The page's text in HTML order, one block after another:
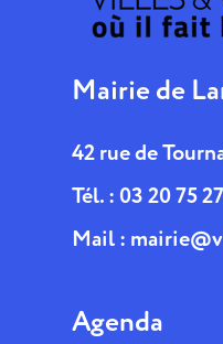
Mairie de
42 rue de
Tél. : 03 20 75
Mail :
Agenda